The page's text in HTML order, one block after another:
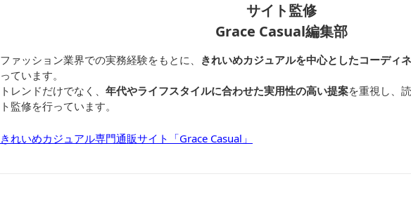
サイト監修
Grace Casual編集部
ファッション業界での実務経験をもとに、 きれいめカジュアルを中心としたコーディ
っています。
トレンドだけでなく、 年代やライフスタイルに合わせた実用性の高い提案を重視し、
ト監修を行っています。
きれいめカジュアル専門通販サイト「Grace Casual」